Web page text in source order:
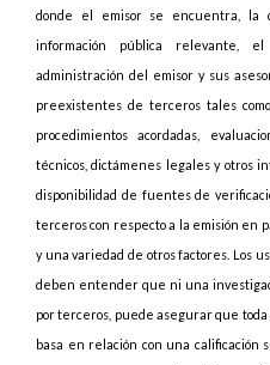
donde el emisor se encuentra, la
información pública relevante,
administración del emisor y sus
preexistentes de terceros tales
procedimientos acordadas,
técnicos, dictámenes legales y otros
disponibilidad de fuentes de
terceros con respecto a la emisión en
y una variedad de otros factores. Los
deben entender que ni una
por terceros, puede asegurar que toda
basa en relación con una calificación